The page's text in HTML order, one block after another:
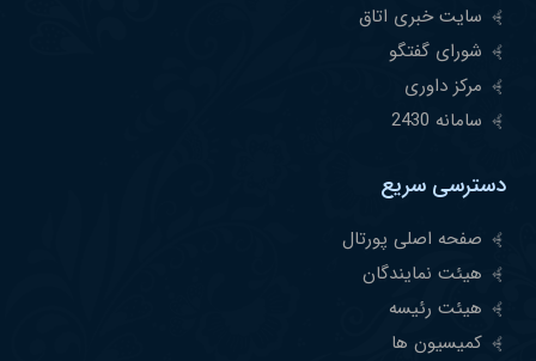
سایت خبری اتاق
شورای گفتگو
مرکز داوری
سامانه 2430
دسترسی سریع
صفحه اصلی پورتال
هیئت نمایندگان
هیئت رئیسه
کمیسیون ها